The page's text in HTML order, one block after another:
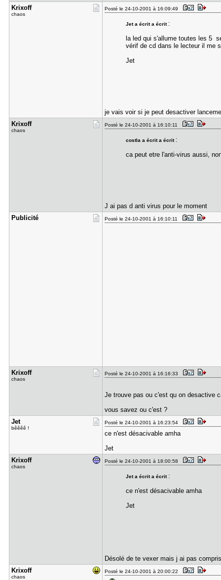
Krixoff
chaos
Posté le 24-10-2001 à 16:09:49
Jet a écrit a écrit :
la led qui s'allume toutes les 5
vérif de cd dans le lecteur il me
Jet
je vais voir si je peut desactiver
Krixoff
chaos
Posté le 24-10-2001 à 16:10:11
costla a écrit a écrit :
ca peut etre l'anti-virus aussi,
J ai pas d anti virus pour le moment
Publicité
Posté le 24-10-2001 à 16:10:11
Krixoff
chaos
Posté le 24-10-2001 à 16:16:33
Je trouve pas ou c'est qu on desactive
vous savez ou c'est ?
Jet
bêêêê !
Posté le 24-10-2001 à 16:23:54
ce n'est désacivable amha
Jet
Krixoff
chaos
Posté le 24-10-2001 à 18:00:58
Jet a écrit a écrit :
ce n'est désacivable amha
Jet
Désolé de te vexer mais j ai pas
Krixoff
chaos
Posté le 24-10-2001 à 20:00:22